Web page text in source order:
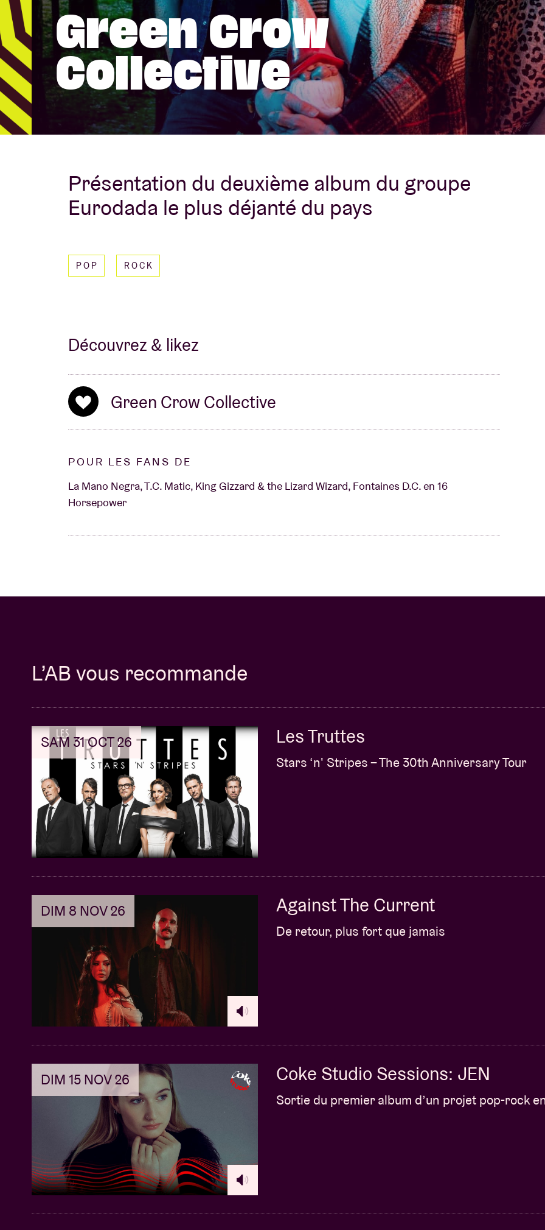
Infos visiteurs
AB ❤ you
À propos de
Contact
Green Crow
Collective
Présentation du deuxième album du groupe
Eurodada le plus déjanté du pays
POP ROCK
Découvrez & likez
Green Crow Collective
POUR LES FANS DE
La Mano Negra, T.C. Matic, King Gizzard & the Lizard Wizard, Fontaines D.C. en 16
Horsepower
L’AB vous recommande
SAM 31 OCT 26 Les Truttes
Stars ‘n' Stripes – The 30th Anniversary Tour
DIM 8 NOV 26 Against The Current
De retour, plus fort que jamais
DIM 15 NOV 26 Coke Studio Sessions: JEN
Sortie du premier album d’un projet pop-rock